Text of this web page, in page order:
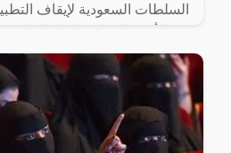
السلطات السعودية لإيقاف